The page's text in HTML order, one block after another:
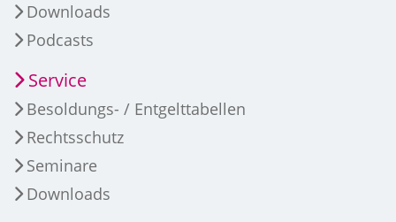
Downloads
Podcasts
Service
Besoldungs- / Entgelttabellen
Rechtsschutz
Seminare
Downloads